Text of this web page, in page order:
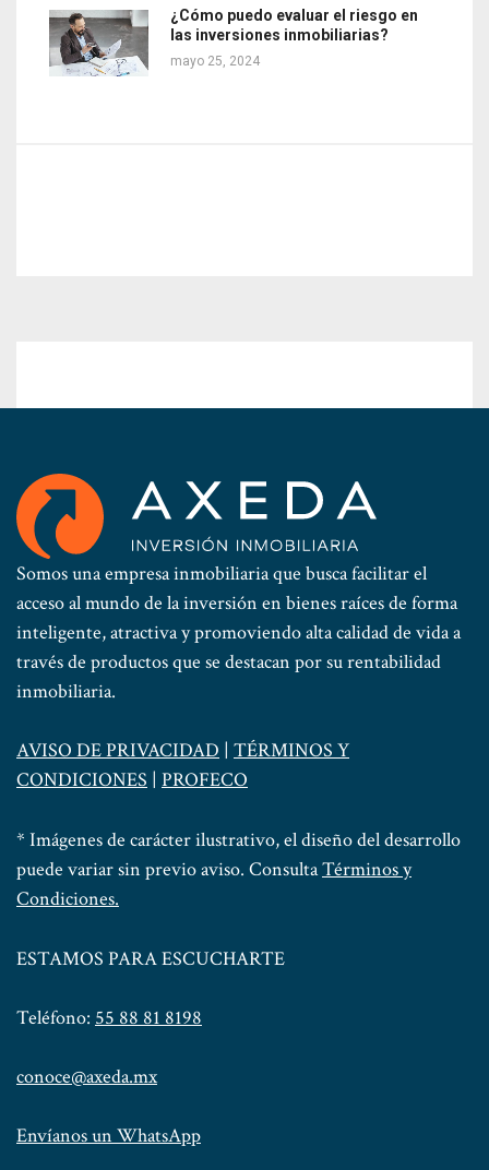
¿Cómo puedo evaluar el riesgo en
las inversiones inmobiliarias?
mayo 25, 2024
Somos una empresa inmobiliaria que busca facilitar el
acceso al mundo de la inversión en bienes raíces de forma
inteligente, atractiva y promoviendo alta calidad de vida a
través de productos que se destacan por su rentabilidad
inmobiliaria.
AVISO DE PRIVACIDAD | TÉRMINOS Y
CONDICIONES | PROFECO
* Imágenes de carácter ilustrativo, el diseño del desarrollo
puede variar sin previo aviso. ConsultaTérminos y
Condiciones.
ESTAMOS PARA ESCUCHARTE
Teléfono: 55 88 81 8198
conoce@axeda.mx
Envíanos un WhatsApp